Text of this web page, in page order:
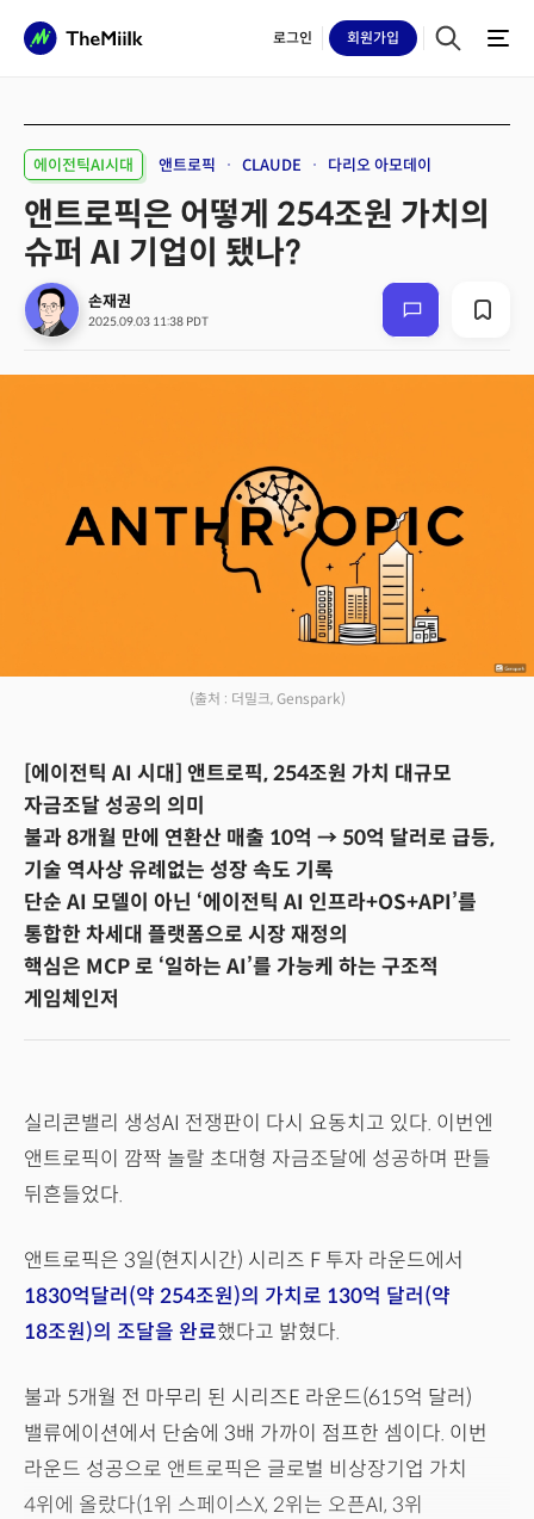
로그인 회원가입
에이전틱AI시대 앤트로픽 CLAUDE 다리오 아모데이
앤트로픽은 어떻게 254조원 가치의
슈퍼 AI 기업이 됐나?
손재권
2025.09.03 11:38 PDT
(출처 : 더밀크, Genspark)
[에이전틱 AI 시대] 앤트로픽, 254조원 가치 대규모
자금조달 성공의 의미
불과 8개월 만에 연환산 매출 10억 → 50억 달러로 급등,
기술 역사상 유례없는 성장 속도 기록
단순 AI 모델이 아닌 ‘에이전틱 AI 인프라+OS+API’를
통합한 차세대 플랫폼으로 시장 재정의
핵심은 MCP 로 ‘일하는 AI’를 가능케 하는 구조적
게임체인저
실리콘밸리 생성AI 전쟁판이 다시 요동치고 있다. 이번엔
앤트로픽이 깜짝 놀랄 초대형 자금조달에 성공하며 판들
뒤흔들었다.
앤트로픽은 3일(현지시간) 시리즈 F 투자 라운드에서
1830억달러(약 254조원)의 가치로 130억 달러(약
18조원)의 조달을 완료했다고 밝혔다.
불과 5개월 전 마무리 된 시리즈E 라운드(615억 달러)
밸류에이션에서 단숨에 3배 가까이 점프한 셈이다. 이번
라운드 성공으로 앤트로픽은 글로벌 비상장기업 가치
4위에 올랐다(1위 스페이스X, 2위는 오픈AI, 3위